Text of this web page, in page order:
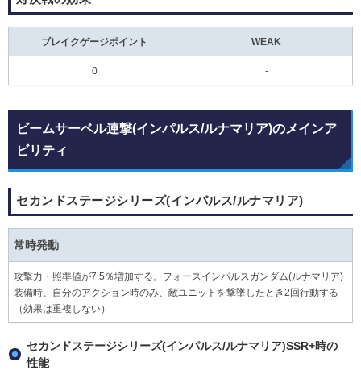
ブレイクゲージポイント WEAK
0 -
ビームサーベル連撃(インパルス/ルナマリア)のメインア
ビリティ
セカンドステージシリーズ(インパルス/ルナマリア)
常時発動
攻撃力・照準値が7.5％増加する。フォースインパルスガンダム(ルナマリア)
装備時、自分のアクション時のみ、敵ユニットを撃墜したとき2回行動する
（効果は重複しない）
セカンドステージシリーズ(インパルス/ルナマリア)SSR+時の
性能